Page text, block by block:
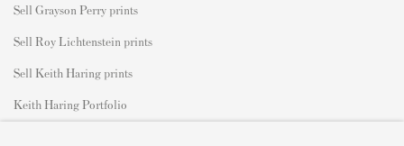
Sell Grayson Perry prints
Sell Roy Lichtenstein prints
Sell Keith Haring prints
Keith Haring Portfolio